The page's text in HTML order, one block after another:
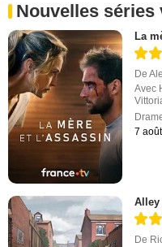
Nouvelles séries
La
De
Avec
7
Alley
De